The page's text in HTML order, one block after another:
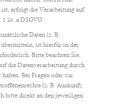
erfolgt die Verarbeitung auf
1 lit. a DSGVO.
Daten (z. B.
ist hierfür in der
Bitte beachten Sie,
die Datenverarbeitung durch
Bei Fragen oder zur
(z. B. Auskunft,
bitte direkt an den jeweiligen